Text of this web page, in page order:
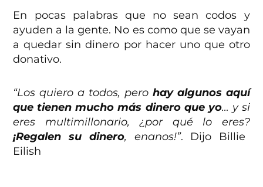
En pocas palabras que no sean codos y
ayuden a la gente. No es como que se vayan
a quedar sin dinero por hacer uno que otro
donativo.
“Los quiero a todos, pero hay algunos aquí
que tienen mucho más dinero que yo… y si
eres multimillonario, ¿por qué lo eres?
¡Regalen su dinero, enanos!”. Dijo Billie
Eilish